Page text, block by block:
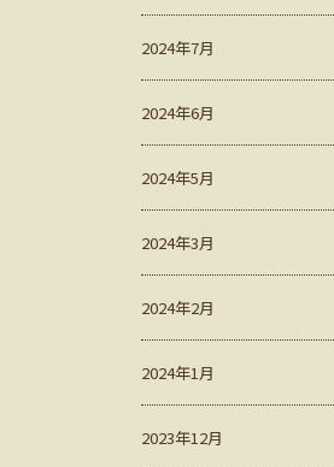
2024年7月
2024年6月
2024年5月
2024年3月
2024年2月
2024年1月
2023年12月